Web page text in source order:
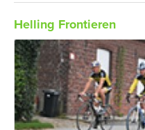
Helling Frontieren